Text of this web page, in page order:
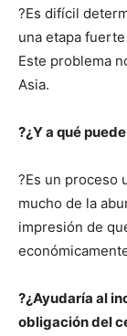
?Es difícil
una etapa
Este problema
Asia.
?¿Y a qué
?Es un proceso
mucho de la
impresión de
?¿Ayudaría al
obligación del